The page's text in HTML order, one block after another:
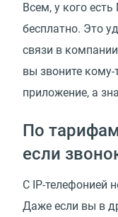
Всем, у кого
бесплатно. Это
связи в
вы звоните кому-
приложение, а
По
если
С IP-телефонией
Даже если вы в